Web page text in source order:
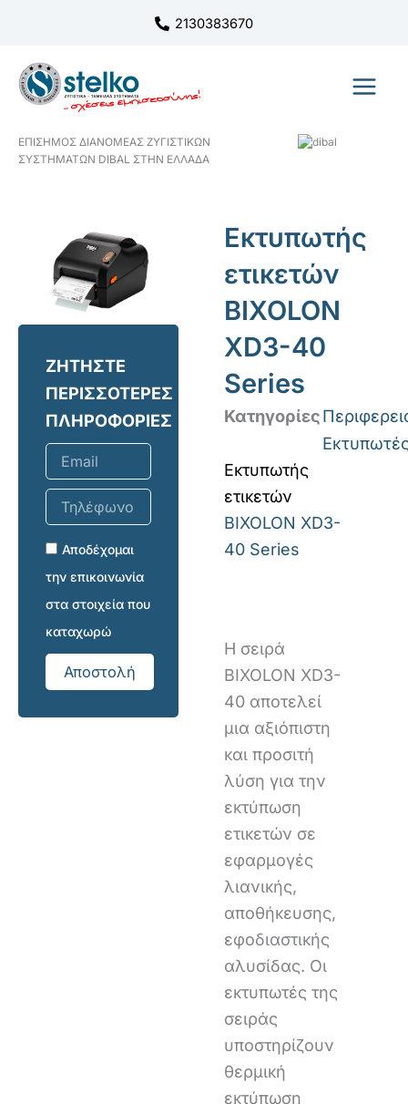
περιεχόμενο
2130383670
ΕΠΙΣΗΜΟΣ ΔΙΑΝΟΜΕΑΣ ΖΥΓΙΣΤΙΚΩΝ
ΣΥΣΤΗΜΑΤΩΝ DIBAL ΣΤΗΝ ΕΛΛΑΔΑ
ΖΗΤΗΣΤΕ
ΠΕΡΙΣΣΟΤΕΡΕΣ
ΠΛΗΡΟΦΟΡΙΕΣ
Email
Τηλέφωνο
επικοινωνίας
Αποδέχομαι
την επικοινωνία
στα στοιχεία που
καταχωρώ
Αποστολή
Εκτυπωτής
ετικετών
BIXOLON
XD3-40
Series
Κατηγορίες
Εκτυπωτής
ετικετών
BIXOLON XD3-
40 Series
Η σειρά
BIXOLON XD3-
40 αποτελεί
μια αξιόπιστη
και προσιτή
λύση για την
εκτύπωση
ετικετών σε
εφαρμογές
λιανικής,
αποθήκευσης,
εφοδιαστικής
αλυσίδας. Οι
εκτυπωτές της
σειράς
υποστηρίζουν
θερμική
εκτύπωση